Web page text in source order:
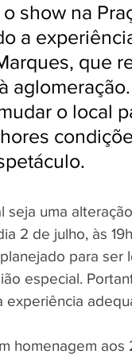
show na
a
que
o local
seja uma
2 de julho, às
para
especial.
experiência
homenagem